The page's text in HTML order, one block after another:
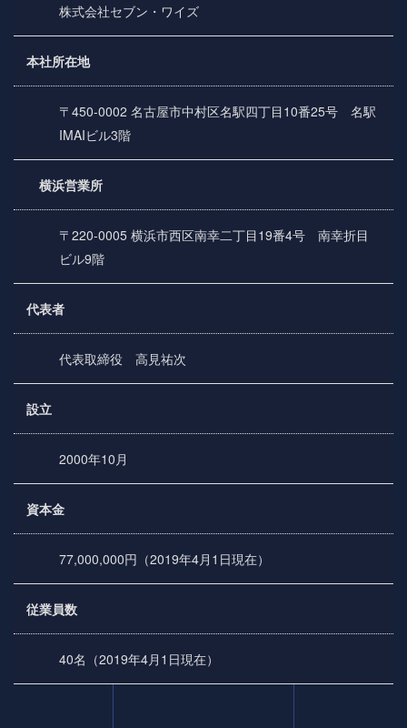
株式会社セブン・ワイズ
本社所在地
〒450-0002 名古屋市中村区名駅四丁目10番25号 名駅
IMAIビル3階
横浜営業所
〒220-0005 横浜市西区南幸二丁目19番4号 南幸折目
ビル9階
代表者
代表取締役 高見祐次
設立
2000年10月
資本金
77,000,000円（2019年4月1日現在）
従業員数
40名（2019年4月1日現在）